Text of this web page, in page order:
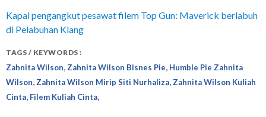
Kapal pengangkut pesawat filem Top Gun: Maverick berlabuh
di Pelabuhan Klang
TAGS / KEYWORDS :
Zahnita Wilson,Zahnita Wilson Bisnes Pie, Humble Pie Zahnita
Wilson,Zahnita Wilson Mirip Siti Nurhaliza,Zahnita Wilson Kuliah
Cinta, Filem Kuliah Cinta,